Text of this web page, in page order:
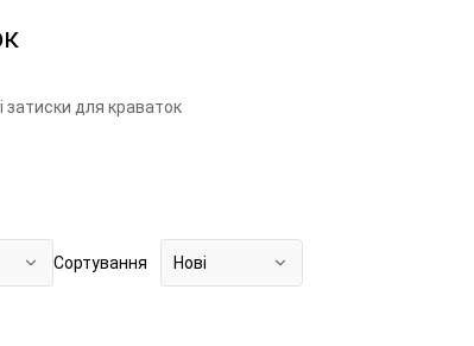
затиски для краваток
Сортування Нові